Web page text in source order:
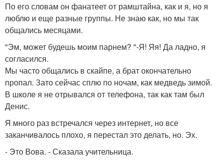
По его словам он фанатеет от рамштайна, как и я, но я
люблю и еще разные группы. Не знаю как, но мы так
общались месяцами.
"Эм, может будешь моим парнем? "-Я! Яя! Да ладно, я
согласился.
Мы часто общались в скайпе, а брат окончательно
пропал. Зато сейчас сплю по ночам, как медведь зимой.
В школе я не отрывался от телефона, так как там был
Денис.
Я много раз встречался через интернет, но все
заканчивалось плохо, я перестал это делать, но. Эх.
- Это Вова. - Сказала учительница.